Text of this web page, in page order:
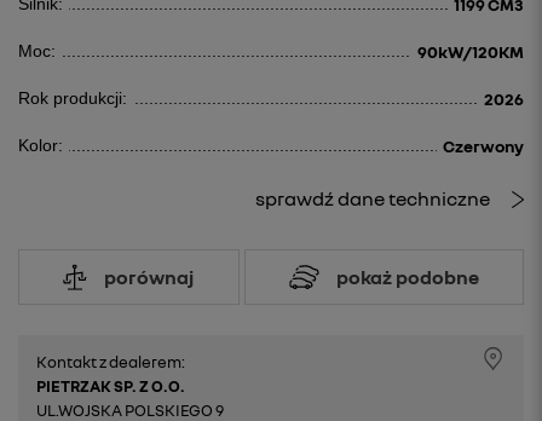
1199 CM3
Moc: 90kW/120KM
Rok produkcji: 2026
Kolor: Czerwony
sprawdź dane techniczne
porównaj pokaż podobne
Kontakt z dealerem:
PIETRZAK SP. Z O.O.
UL.WOJSKA POLSKIEGO 9